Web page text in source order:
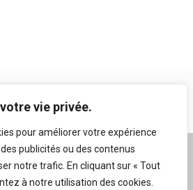
vie privée.
pour améliorer votre expérience
publicités ou des contenus
notre trafic. En cliquant sur « Tout
à notre utilisation des cookies.
légales|Conditions générales
RSS| Nos auteurs|Archives|